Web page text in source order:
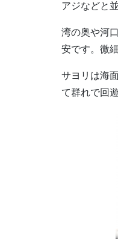
アジなどと
湾の奥や河
安です。微
サヨリは海
て群れで回